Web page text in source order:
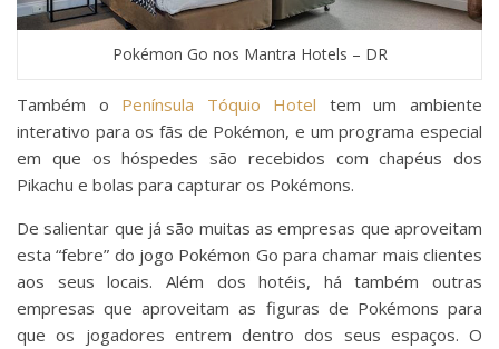
Pokémon Go nos Mantra Hotels – DR
Também o Península Tóquio Hotel tem um ambiente
interativo para os fãs de Pokémon, e um programa especial
em que os hóspedes são recebidos com chapéus dos
Pikachu e bolas para capturar os Pokémons.
De salientar que já são muitas as empresas que aproveitam
esta “febre” do jogo Pokémon Go para chamar mais clientes
aos seus locais. Além dos hotéis, há também outras
empresas que aproveitam as figuras de Pokémons para
que os jogadores entrem dentro dos seus espaços. O